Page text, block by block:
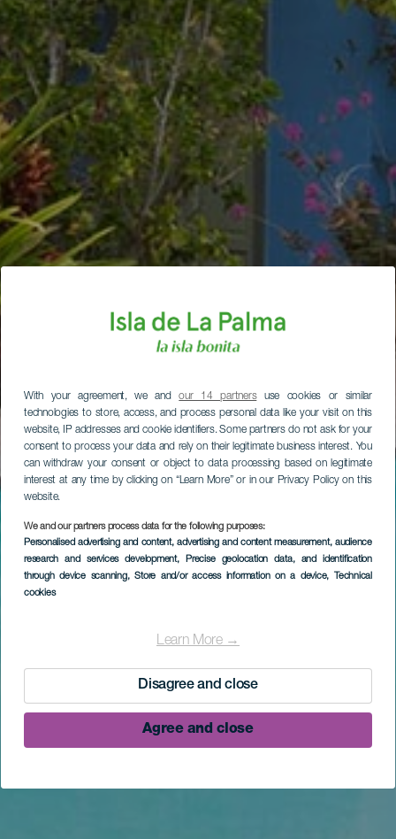
With your agreement, we andour 14 partnersuse cookies or similar
technologies to store, access, and process personal data like your visit on this
website, IP addresses and cookie identifiers. Some partners do not ask for your
consent to process your data and rely on their legitimate business interest. You
can withdraw your consent or object to data processing based on legitimate
interest at any time by clicking on “Learn More” or in our Privacy Policy on this
website.
We and our partners process data for the following purposes:
Personalised advertising and content, advertising and content measurement, audience
research and services development, Precise geolocation data, and identification
through device scanning, Store and/or access information on a device, Technical
cookies
Learn More →
Disagree and close
Agree and close